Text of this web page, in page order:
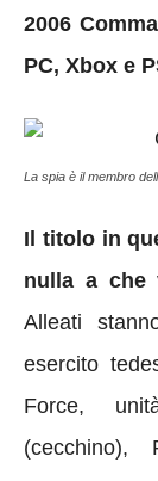
2006
PC, Xbox e
La spia è il membro
Il titolo in
nulla a che
Alleati
esercito
Force,
(cecchino),